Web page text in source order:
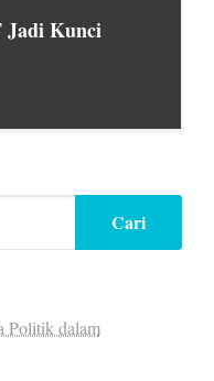
Jadi Kunci
Cari
Politik dalam